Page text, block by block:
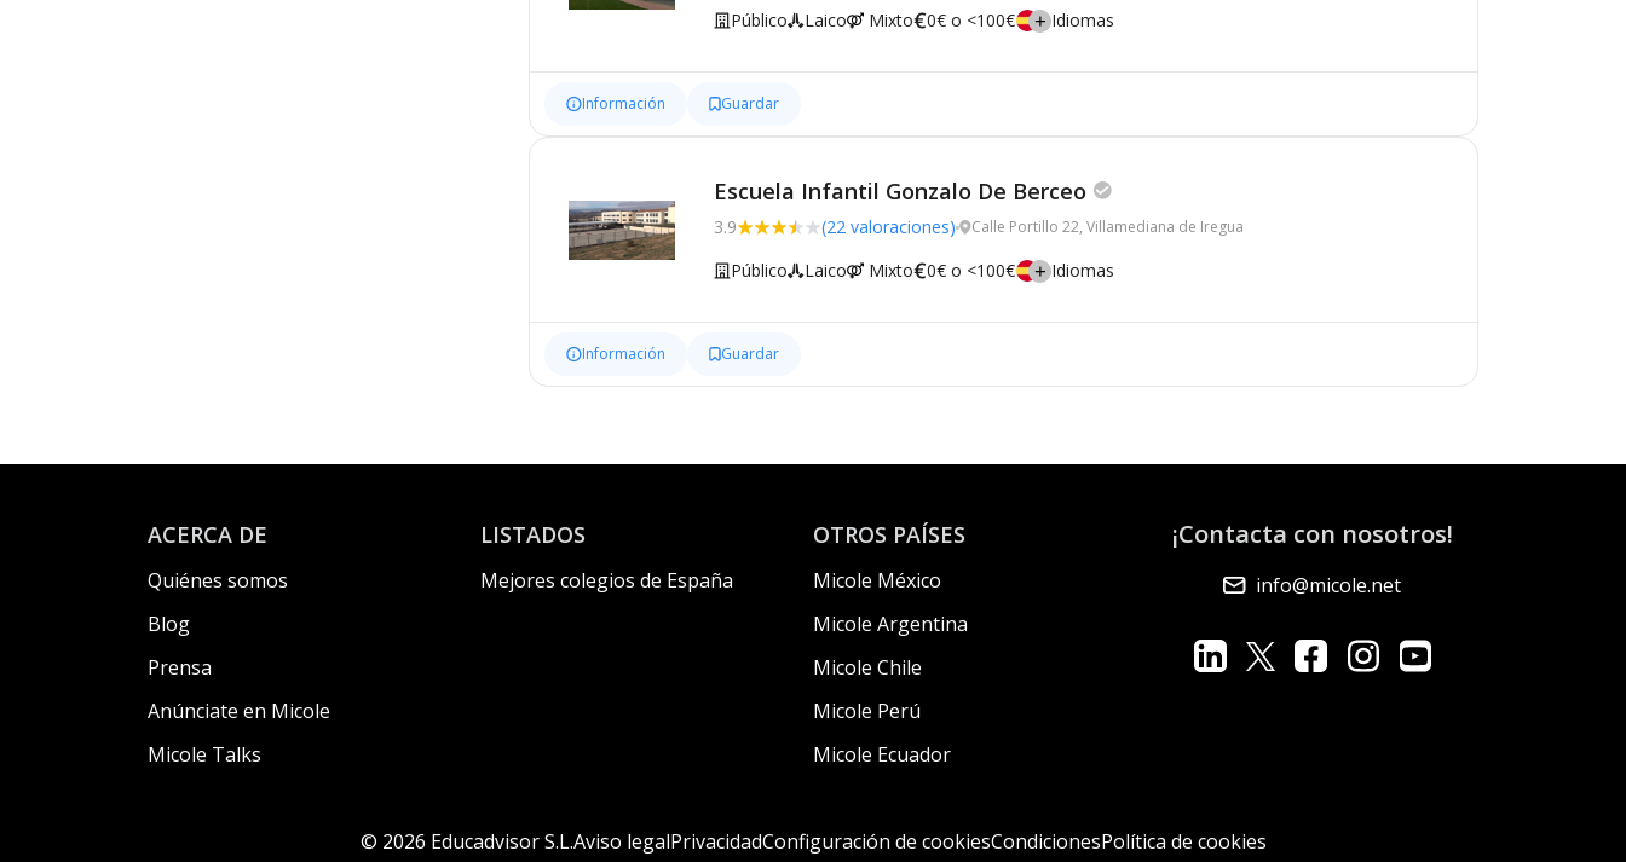
Público Laico Mixto 0€ o <100€ Idiomas
Información Guardar
Escuela Infantil Gonzalo De Berceo
3.9 (22 valoraciones) Calle Portillo 22, Villamediana de Iregua
Público Laico Mixto 0€ o <100€ Idiomas
Información Guardar
ACERCA DE
Quiénes somos
Blog
Prensa
Anúnciate en Micole
Micole Talks
LISTADOS
Mejores colegios de España
OTROS PAÍSES
Micole México
Micole Argentina
Micole Chile
Micole Perú
Micole Ecuador
¡Contacta con nosotros!
info@micole.net
© 2026 Educadvisor S.L.Aviso legalPrivacidadConfiguración de cookiesCondicionesPolítica de cookies